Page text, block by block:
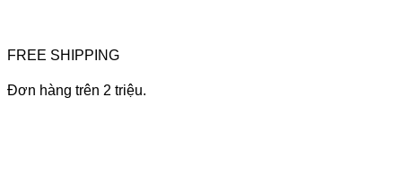
FREE SHIPPING
Đơn hàng trên 2 triệu.